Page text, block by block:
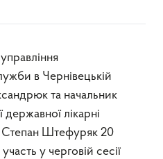
в Чернівецькій
та начальник
лікарні
Степан Штефуряк 20
у черговій сесії